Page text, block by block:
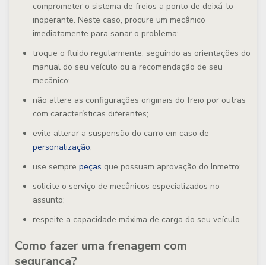
comprometer o sistema de freios a ponto de deixá-lo
inoperante. Neste caso, procure um mecânico
imediatamente para sanar o problema;
troque o fluido regularmente, seguindo as orientações do
manual do seu veículo ou a recomendação de seu
mecânico;
não altere as configurações originais do freio por outras
com características diferentes;
evite alterar a suspensão do carro em caso de
personalização;
use sempre peças que possuam aprovação do Inmetro;
solicite o serviço de mecânicos especializados no
assunto;
respeite a capacidade máxima de carga do seu veículo.
Como fazer uma frenagem com
segurança?